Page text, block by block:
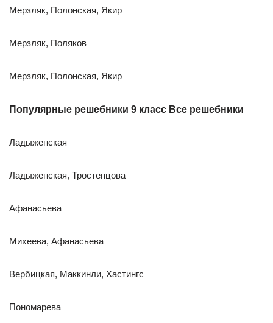
Мерзляк, Полонская, Якир
Мерзляк, Поляков
Мерзляк, Полонская, Якир
Популярные решебники 9 класс Все решебники
Ладыженская
Ладыженская, Тростенцова
Афанасьева
Михеева, Афанасьева
Вербицкая, Маккинли, Хастингс
Пономарева